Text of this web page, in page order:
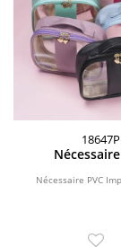
18647P
Nécessaire PVC